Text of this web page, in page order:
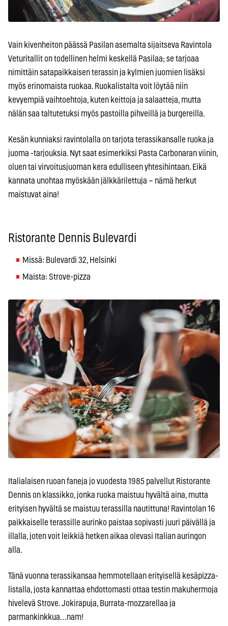
Vain kivenheiton päässä Pasilan asemalta sijaitseva Ravintola
Veturitallit on todellinen helmi keskellä Pasilaa; se tarjoaa
nimittäin satapaikkaisen terassin ja kylmien juomien lisäksi
myös erinomaista ruokaa. Ruokalistalta voit löytää niin
kevyempiä vaihtoehtoja, kuten keittoja ja salaatteja, mutta
nälän saa taltutetuksi myös pastoilla pihveillä ja burgereilla.
Kesän kunniaksi ravintolalla on tarjota terassikansalle ruoka ja
juoma -tarjouksia. Nyt saat esimerkiksi Pasta Carbonaran viinin,
oluen tai virvoitusjuoman kera edulliseen yhtesihintaan. Eikä
kannata unohtaa myöskään jälkkärilettuja – nämä herkut
maistuvat aina!
Ristorante Dennis Bulevardi
Missä: Bulevardi 32, Helsinki
Maista: Strove-pizza
Italialaisen ruoan faneja jo vuodesta 1985 palvellut Ristorante
Dennis on klassikko, jonka ruoka maistuu hyvältä aina, mutta
erityisen hyvältä se maistuu terassilla nautittuna! Ravintolan 16
paikkaiselle terassille aurinko paistaa sopivasti juuri päivällä ja
illalla, joten voit leikkiä hetken aikaa olevasi Italian auringon
alla.
Tänä vuonna terassikansaa hemmotellaan erityisellä kesäpizza-
listalla, josta kannattaa ehdottomasti ottaa testin makuhermoja
hivelevä Strove. Jokirapuja, Burrata-mozzarellaa ja
parmankinkkua…nam!